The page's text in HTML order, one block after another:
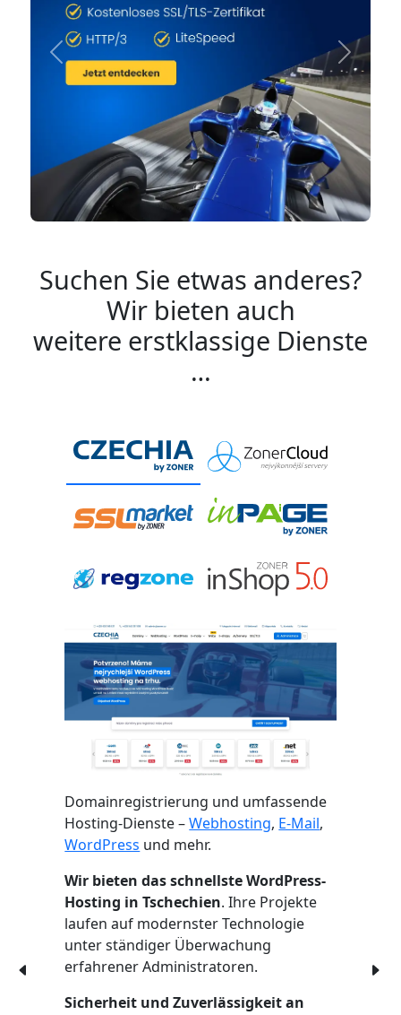
Previous Next
Suchen Sie etwas anderes?
Wir bieten auch
weitere erstklassige Dienste
…
Domainregistrierung und umfassende
Hosting-Dienste –Webhosting, E-Mail,
WordPress und mehr.
Wir bieten das schnellste WordPress-
Hosting in Tschechien. Ihre Projekte
laufen auf modernster Technologie
unter ständiger Überwachung
erfahrener Administratoren.
Sicherheit und Zuverlässigkeit an